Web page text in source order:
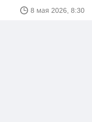
8 мая 2026, 8:30